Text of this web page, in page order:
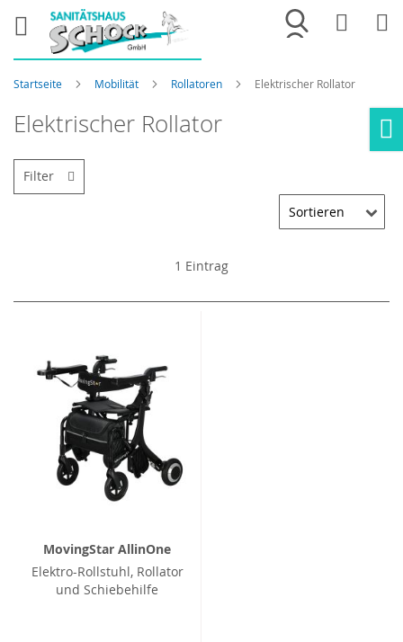
Merkliste
Startseite Mobilität Rollatoren Elektrischer Rollator
Elektrischer Rollator
1 Eintrag
MovingStar AllinOne
Elektro-Rollstuhl, Rollator
und Schiebehilfe
Filter